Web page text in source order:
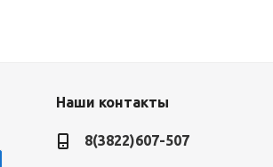
Наши контакты
8(3822)607-507